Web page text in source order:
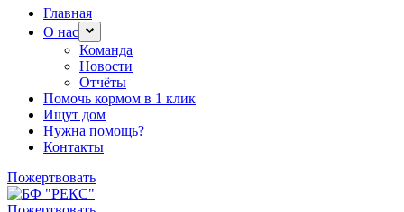
Главная
О нас
Команда
Новости
Отчёты
Помочь кормом в 1 клик
Ищут дом
Нужна помощь?
Контакты
Пожертвовать